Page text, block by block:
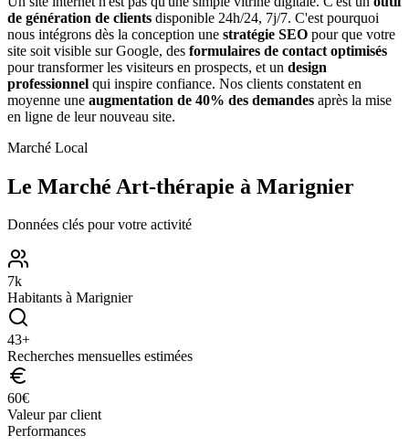
de génération de clients disponible 24h/24, 7j/7. C'est pourquoi
nous intégrons dès la conception une stratégie SEO pour que votre
site soit visible sur Google, des formulaires de contact optimisés
pour transformer les visiteurs en prospects, et un design
professionnel qui inspire confiance. Nos clients constatent en
moyenne une augmentation de 40% des demandes après la mise
en ligne de leur nouveau site.
Marché Local
Le Marché Art-thérapie à Marignier
Données clés pour votre activité
7k
Habitants à Marignier
43+
Recherches mensuelles estimées
60€
Valeur par client
Performances